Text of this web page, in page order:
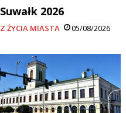
Suwałk 2026
Z ŻYCIA MIASTA 05/08/2026